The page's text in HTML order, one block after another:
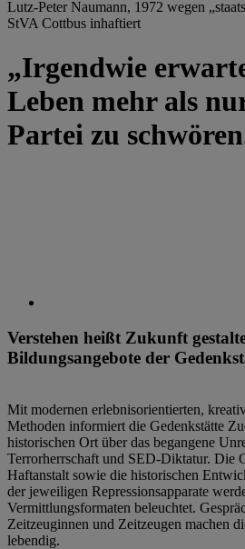
Lutz-Peter Naumann, 1972 wegen
StVA Cottbus inhaftiert
„Irgendwie
Leben mehr als
Partei zu
Verstehen heißt Zukunft
Bildungsangebote der
Mit modernen erlebnisorientierten,
Methoden informiert die Gedenkstätte
historischen Ort über das begangene
Terrorherrschaft und SED-Diktatur. Die
Haftanstalt sowie die historischen
der jeweiligen Repressionsapparate
Vermittlungsformaten beleuchtet.
Zeitzeuginnen und Zeitzeugen machen
lebendig.